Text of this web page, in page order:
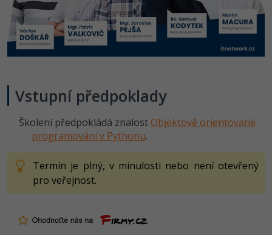
Vstupní předpoklady
Školení předpokládá znalost Objektově orientované
programování v Pythonu.
Termín je plný, v minulosti nebo není otevřený
pro veřejnost.